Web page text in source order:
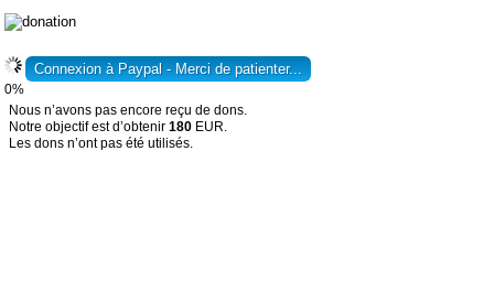
0%
Nous n’avons pas encore reçu de dons.
Notre objectif est d’obtenir 180 EUR.
Les dons n’ont pas été utilisés.